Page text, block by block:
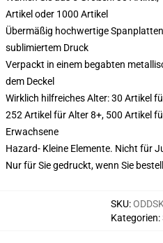
Artikel oder 1000 Artikel
Übermäßig hochwertige
sublimiertem Druck
Verpackt in einem begabten
dem Deckel
Wirklich hilfreiches Alter: 30 Artikel
252 Artikel für Alter 8+, 500 Artikel
Erwachsene
Hazard- Kleine Elemente. Nicht für
Nur für Sie gedruckt, wenn Sie
SKU:
Kategorien: